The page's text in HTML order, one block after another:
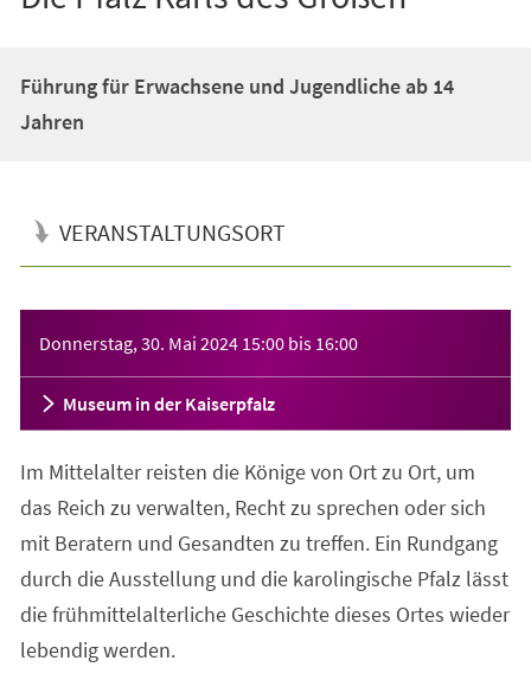
Führung für Erwachsene und Jugendliche ab 14
Jahren
VERANSTALTUNGSORT
Donnerstag, 30. Mai 2024 15:00 bis 16:00
Museum in der Kaiserpfalz
Im Mittelalter reisten die Könige von Ort zu Ort, um
das Reich zu verwalten, Recht zu sprechen oder sich
mit Beratern und Gesandten zu treffen. Ein Rundgang
durch die Ausstellung und die karolingische Pfalz lässt
die frühmittelalterliche Geschichte dieses Ortes wieder
lebendig werden.